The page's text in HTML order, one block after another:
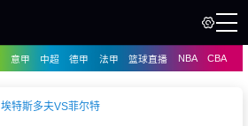
意甲 中超 德甲 法甲 篮球直播 NBA CBA
埃特斯多夫VS菲尔特